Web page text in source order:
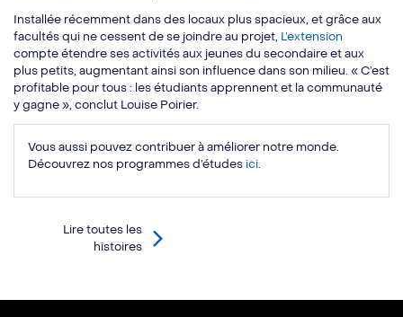
Installée récemment dans des locaux plus spacieux, et grâce aux
facultés qui ne cessent de se joindre au projet, L’extension
compte étendre ses activités aux jeunes du secondaire et aux
plus petits, augmentant ainsi son influence dans son milieu. « C’est
profitable pour tous : les étudiants apprennent et la communauté
y gagne », conclut Louise Poirier.
Vous aussi pouvez contribuer à améliorer notre monde.
Découvrez nos programmes d’études ici.
Lire toutes les
histoires